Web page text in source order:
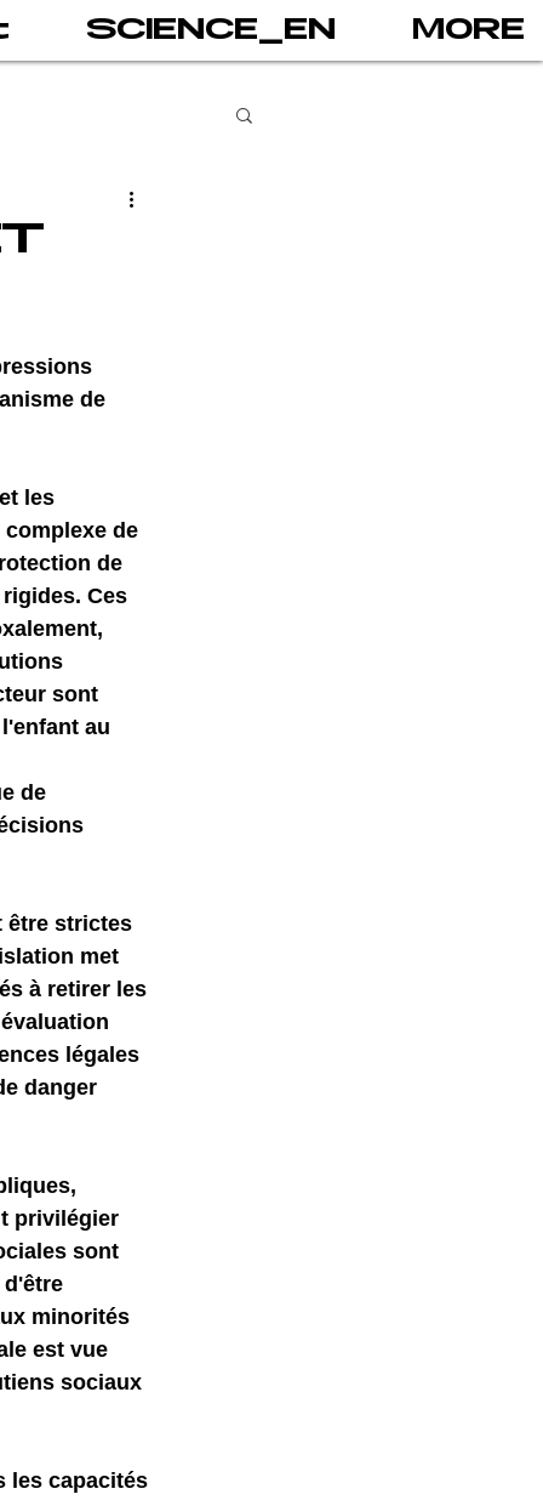
SCIENCE_EN MORE
science
de
les
de
de
Ces
sont
au
de
être strictes
met
à retirer les
légales
danger
privilégier
sont
minorités
est vue
sociaux
les capacités